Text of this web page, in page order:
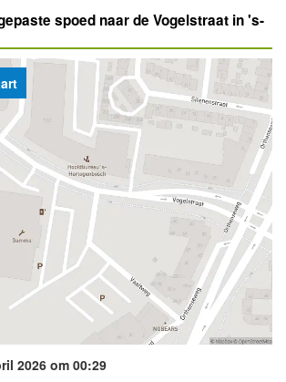
spoed naar de Vogelstraat in 's-
2026 om 00:29